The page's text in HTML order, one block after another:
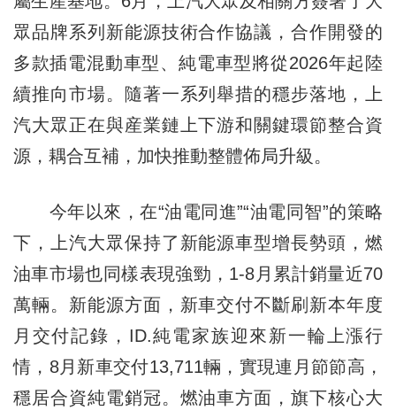
眾品牌系列新能源技術合作協議，合作開發的
多款插電混動車型、純電車型將從2026年起陸
續推向市場。隨著一系列舉措的穩步落地，上
汽大眾正在與産業鏈上下游和關鍵環節整合資
源，耦合互補，加快推動整體佈局升級。
今年以來，在“油電同進”“油電同智”的策略
下，上汽大眾保持了新能源車型增長勢頭，燃
油車市場也同樣表現強勁，1-8月累計銷量近70
萬輛。新能源方面，新車交付不斷刷新本年度
月交付記錄，ID.純電家族迎來新一輪上漲行
情，8月新車交付13,711輛，實現連月節節高，
穩居合資純電銷冠。燃油車方面，旗下核心大